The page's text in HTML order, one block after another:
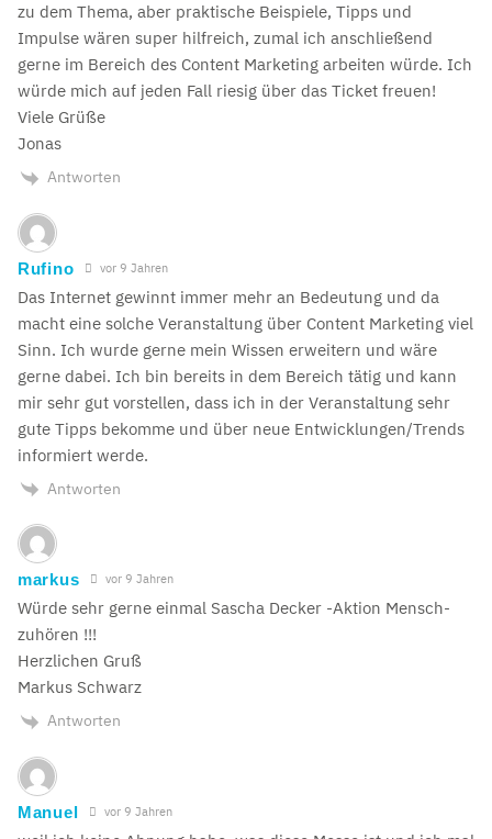
zu dem Thema, aber praktische Beispiele, Tipps und
Impulse wären super hilfreich, zumal ich anschließend
gerne im Bereich des Content Marketing arbeiten würde. Ich
würde mich auf jeden Fall riesig über das Ticket freuen!
Viele Grüße
Jonas
Antworten
Rufino vor 9 Jahren
Das Internet gewinnt immer mehr an Bedeutung und da
macht eine solche Veranstaltung über Content Marketing viel
Sinn. Ich wurde gerne mein Wissen erweitern und wäre
gerne dabei. Ich bin bereits in dem Bereich tätig und kann
mir sehr gut vorstellen, dass ich in der Veranstaltung sehr
gute Tipps bekomme und über neue Entwicklungen/Trends
informiert werde.
Antworten
markus vor 9 Jahren
Würde sehr gerne einmal Sascha Decker -Aktion Mensch-
zuhören !!!
Herzlichen Gruß
Markus Schwarz
Antworten
Manuel vor 9 Jahren